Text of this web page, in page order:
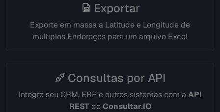
Exportar
Exporte em massa a Latitude e Longitude de
multiplos Endereços para um arquivo Excel
Consultas por API
Integre seu CRM, ERP e outros sistemas com aAPI
RESTdoConsultar.IO